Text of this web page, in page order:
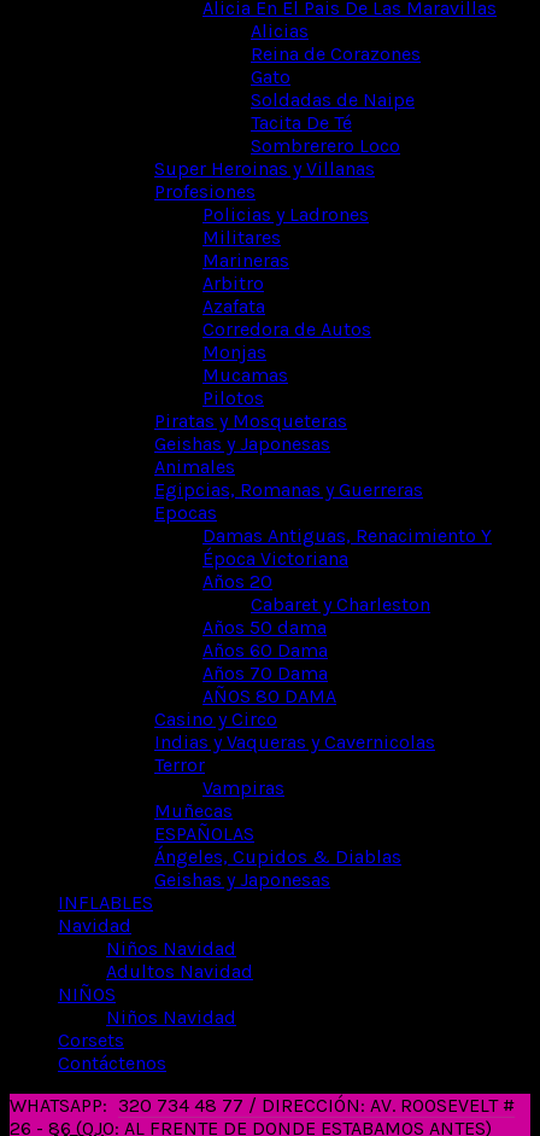
Alicia En El Pais De Las Maravillas
Alicias
Reina de Corazones
Gato
Soldadas de Naipe
Tacita De Té
Sombrerero Loco
Super Heroinas y Villanas
Profesiones
Policias y Ladrones
Militares
Marineras
Arbitro
Azafata
Corredora de Autos
Monjas
Mucamas
Pilotos
Piratas y Mosqueteras
Geishas y Japonesas
Animales
Egipcias, Romanas y Guerreras
Epocas
Damas Antiguas, Renacimiento Y
Época Victoriana
Años 20
Cabaret y Charleston
Años 50 dama
Años 60 Dama
Años 70 Dama
AÑOS 80 DAMA
Casino y Circo
Indias y Vaqueras y Cavernicolas
Terror
Vampiras
Muñecas
ESPAÑOLAS
Ángeles, Cupidos & Diablas
Geishas y Japonesas
INFLABLES
Navidad
Niños Navidad
Adultos Navidad
NIÑOS
Niños Navidad
Corsets
Contáctenos
WHATSAPP: 320 734 48 77 / DIRECCIÓN: AV. ROOSEVELT #
26 - 86 (OJO: AL FRENTE DE DONDE ESTABAMOS ANTES)